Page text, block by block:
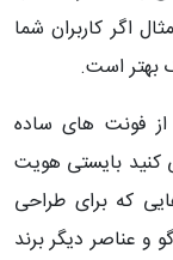
اگر کاربران شما
بهتر است.
از فونت های ساده
کنید بایستی هویت
که برای طراحی
و عناصر دیگر برند